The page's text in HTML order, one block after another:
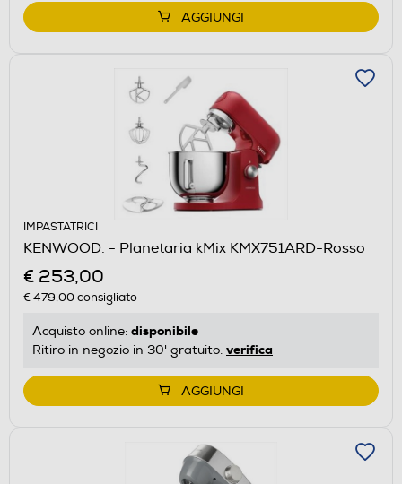
AGGIUNGI
IMPASTATRICI
KENWOOD. - Planetaria kMix KMX751ARD-Rosso
€ 253,00
€ 479,00consigliato
Acquisto online: disponibile
Ritiro in negozio in 30' gratuito: verifica
AGGIUNGI